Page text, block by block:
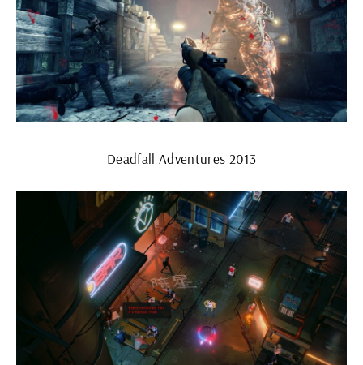
Deadfall Adventures 2013